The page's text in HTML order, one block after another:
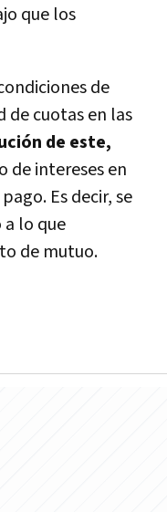
que los
de
de cuotas en las
de este,
de intereses en
Es decir, se
lo que
de mutuo.